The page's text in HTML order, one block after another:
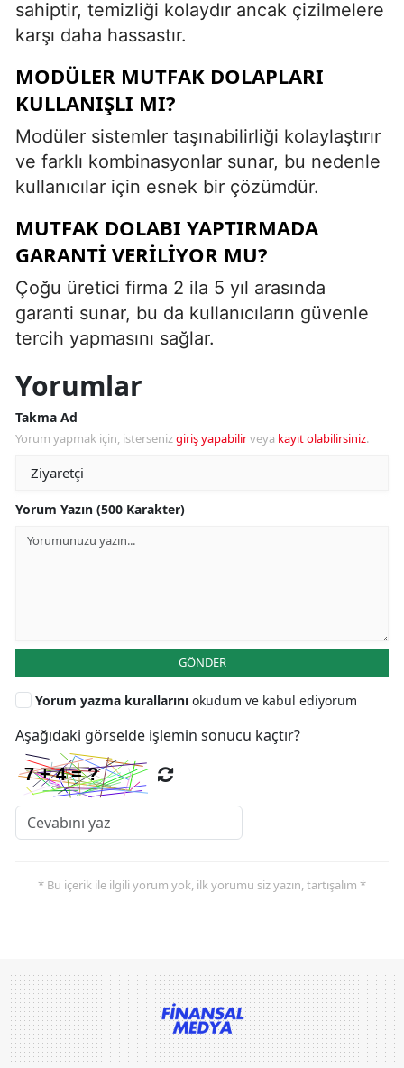
sahiptir, temizliği kolaydır ancak çizilmelere
karşı daha hassastır.
MODÜLER MUTFAK DOLAPLARI
KULLANIŞLI MI?
Modüler sistemler taşınabilirliği kolaylaştırır
ve farklı kombinasyonlar sunar, bu nedenle
kullanıcılar için esnek bir çözümdür.
MUTFAK DOLABI YAPTIRMADA
GARANTI VERILIYOR MU?
Çoğu üretici firma 2 ila 5 yıl arasında
garanti sunar, bu da kullanıcıların güvenle
tercih yapmasını sağlar.
Yorumlar
Takma Ad
Yorum yapmak için, istersenizgiriş yapabilirveya kayıt olabilirsiniz.
Yorum Yazın (500 Karakter)
GÖNDER
Yorum yazma kurallarını okudum ve kabul ediyorum
Aşağıdaki görselde işlemin sonucu kaçtır?
* Bu içerik ile ilgili yorum yok, ilk yorumu siz yazın, tartışalım *